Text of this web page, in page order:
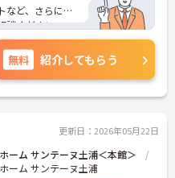
など、さらに詳
談ください。
無料 紹介してもらう
更新日：2026年05月22日
ーム サンテーヌ土浦＜本館＞
ーム サンテーヌ土浦